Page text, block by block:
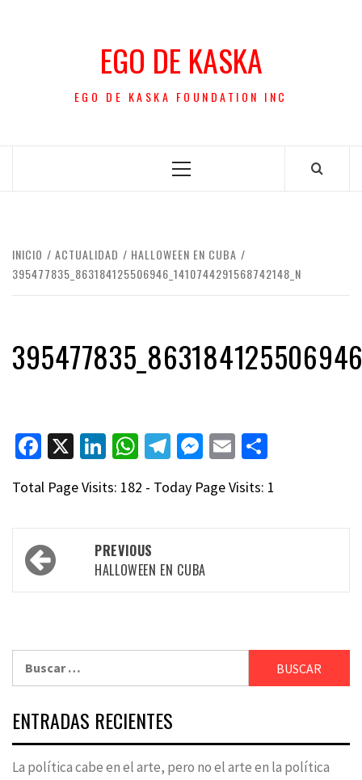
EGO DE KASKA
EGO DE KASKA FOUNDATION INC
Menú
INICIO ACTUALIDAD
HALLOWEEN EN CUBA
395477835_863184125506946_1410744291568742148_N
Facebook
X LinkedIn
WhatsApp
Telegram
Messenger
Email
Total Page Visits: 182 - Today Page Visits: 1
Post
navigation
PREVIOUS
HALLOWEEN EN CUBA
ENTRADAS RECIENTES
La política cabe en el arte, pero no el arte en la política